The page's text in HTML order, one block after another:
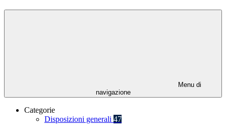
Menu di
navigazione
Categorie
Disposizioni generali 47